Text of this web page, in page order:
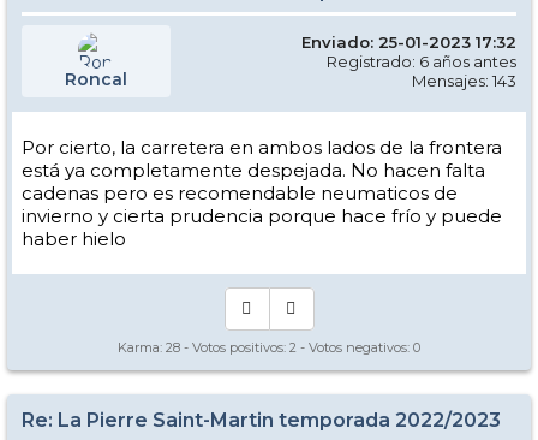
Roncal
Enviado: 25-01-2023 17:32
Registrado: 6 años antes
Mensajes: 143
Por cierto, la carretera en ambos lados de la frontera
está ya completamente despejada. No hacen falta
cadenas pero es recomendable neumaticos de
invierno y cierta prudencia porque hace frío y puede
haber hielo
Karma: 28 - Votos positivos: 2 - Votos negativos: 0
Re: La Pierre Saint-Martin temporada 2022/2023